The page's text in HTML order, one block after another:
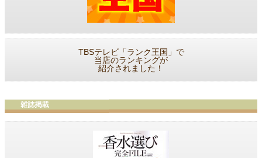
TBSテレビ「ランク王国」で
当店のランキングが
紹介されました！